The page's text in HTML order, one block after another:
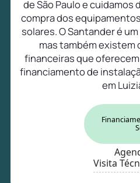
de São Paulo e cuidamos
compra dos
solares. O Santander é
mas também
financeiras que
financiamento de
em
Visita